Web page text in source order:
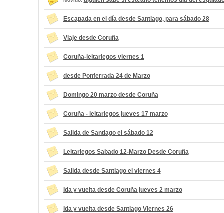
Escapada en el día desde Santiago, para sábado 28
Viaje desde Coruña
Coruña-leitariegos viernes 1
desde Ponferrada 24 de Marzo
Domingo 20 marzo desde Coruña
Coruña - leitariegos jueves 17 marzo
Salida de Santiago el sábado 12
Leitariegos Sabado 12-Marzo Desde Coruña
Salida desde Santiago el viernes 4
Ida y vuelta desde Coruña jueves 2 marzo
Ida y vuelta desde Santiago Viernes 26